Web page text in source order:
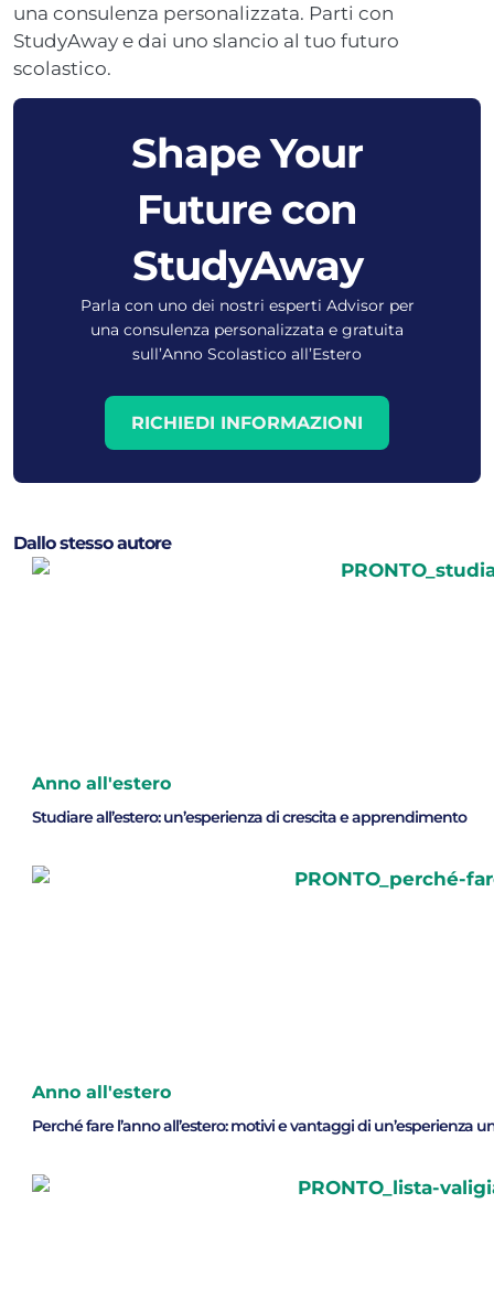
una consulenza personalizzata. Parti con
StudyAway e dai uno slancio al tuo futuro
scolastico.
Shape Your
Future con
StudyAway
Parla con uno dei nostri esperti Advisor per
una consulenza personalizzata e gratuita
sull’Anno Scolastico all’Estero
RICHIEDI INFORMAZIONI
Dallo stesso autore
Anno all'estero
Studiare all’estero: un’esperienza di crescita e apprendimento
Anno all'estero
Perché fare l’anno all’estero: motivi e vantaggi di un’esperienza